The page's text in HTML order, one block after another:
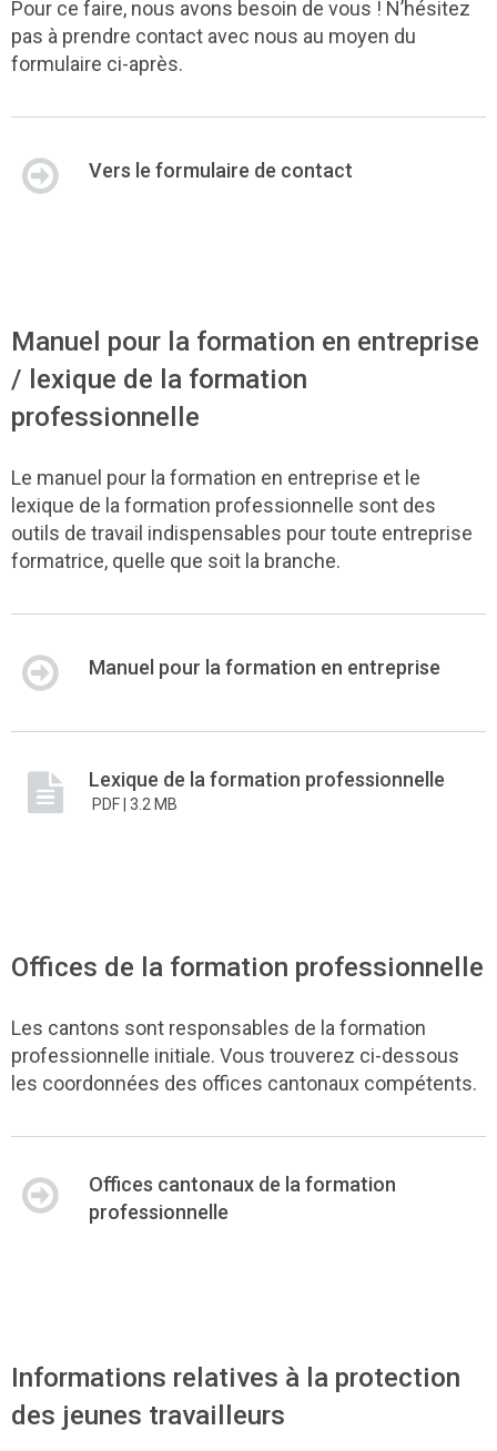
Pour ce faire, nous avons besoin de vous ! N’hésitez
pas à prendre contact avec nous au moyen du
formulaire ci-après.
Vers le formulaire de contact
Manuel pour la formation en entreprise
/ lexique de la formation
professionnelle
Le manuel pour la formation en entreprise et le
lexique de la formation professionnelle sont des
outils de travail indispensables pour toute entreprise
formatrice, quelle que soit la branche.
Manuel pour la formation en entreprise
Lexique de la formation professionnelle
PDF | 3.2 MB
Offices de la formation professionnelle
Les cantons sont responsables de la formation
professionnelle initiale. Vous trouverez ci-dessous
les coordonnées des offices cantonaux compétents.
Offices cantonaux de la formation
professionnelle
Informations relatives à la protection
des jeunes travailleurs